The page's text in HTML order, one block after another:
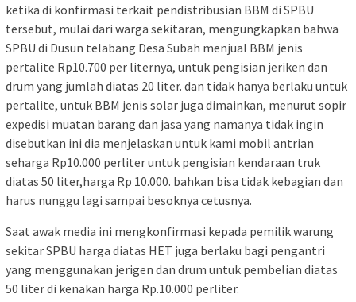
ketika di konfirmasi terkait pendistribusian BBM di SPBU
tersebut, mulai dari warga sekitaran, mengungkapkan bahwa
SPBU di Dusun telabang Desa Subah menjual BBM jenis
pertalite Rp10.700 per liternya, untuk pengisian jeriken dan
drum yang jumlah diatas 20 liter. dan tidak hanya berlaku untuk
pertalite, untuk BBM jenis solar juga dimainkan, menurut sopir
expedisi muatan barang dan jasa yang namanya tidak ingin
disebutkan ini dia menjelaskan untuk kami mobil antrian
seharga Rp10.000 perliter untuk pengisian kendaraan truk
diatas 50 liter,harga Rp 10.000. bahkan bisa tidak kebagian dan
harus nunggu lagi sampai besoknya cetusnya.
Saat awak media ini mengkonfirmasi kepada pemilik warung
sekitar SPBU harga diatas HET juga berlaku bagi pengantri
yang menggunakan jerigen dan drum untuk pembelian diatas
50 liter di kenakan harga Rp.10.000 perliter.